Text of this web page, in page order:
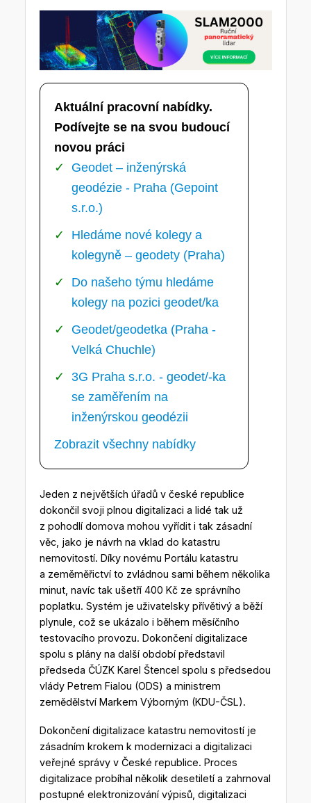
Aktuální pracovní nabídky.
Podívejte se na svou budoucí
novou práci
Geodet – inženýrská
geodézie - Praha (Gepoint
s.r.o.)
Hledáme nové kolegy a
kolegyně – geodety (Praha)
Do našeho týmu hledáme
kolegy na pozici geodet/ka
Geodet/geodetka (Praha -
Velká Chuchle)
3G Praha s.r.o. - geodet/-ka
se zaměřením na
inženýrskou geodézii
Zobrazit všechny nabídky
Jeden z největších úřadů v české republice
dokončil svoji plnou digitalizaci a lidé tak už
z pohodlí domova mohou vyřídit i tak zásadní
věc, jako je návrh na vklad do katastru
nemovitostí. Díky novému Portálu katastru
a zeměměřictví to zvládnou sami během několika
minut, navíc tak ušetří 400 Kč ze správního
poplatku. Systém je uživatelsky přívětivý a běží
plynule, což se ukázalo i během měsíčního
testovacího provozu. Dokončení digitalizace
spolu s plány na další období představil
předseda ČÚZK Karel Štencel spolu s předsedou
vlády Petrem Fialou (ODS) a ministrem
zemědělství Markem Výborným (KDU-ČSL).
Dokončení digitalizace katastru nemovitostí je
zásadním krokem k modernizaci a digitalizaci
veřejné správy v České republice. Proces
digitalizace probíhal několik desetiletí a zahrnoval
postupné elektronizování výpisů, digitalizaci